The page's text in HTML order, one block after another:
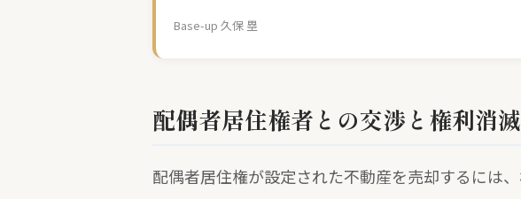
Base-up 久保 塁
配偶者居住権者との交渉と権利消
配偶者居住権が設定された不動産を売却するには